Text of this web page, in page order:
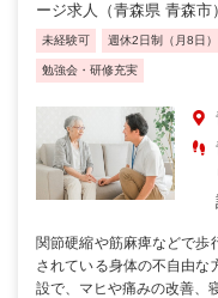
ージ求人（青森県 青森市）
未経験可 週休2日制（月8日）
勉強会・研修充実
関節硬縮や筋麻痺などで歩
されている身体の不自由な
設で、マヒや痛みの改善、